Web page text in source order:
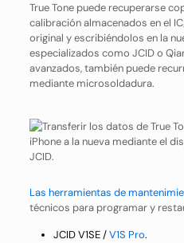
True Tone puede recuperarse
calibración almacenados en el
original y escribiéndolos en la
especializados como JCID o
avanzados, también puede
mediante microsoldadura.
Las herramientas de
técnicos para programar y
JCID V1SE /V1S Pro.